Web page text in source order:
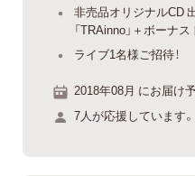
非売品オリジナルCD
「TRAinno」＋ボーナ
ライブ1名様ご招待！
2018年08月 にお届け
7人が応援しています。